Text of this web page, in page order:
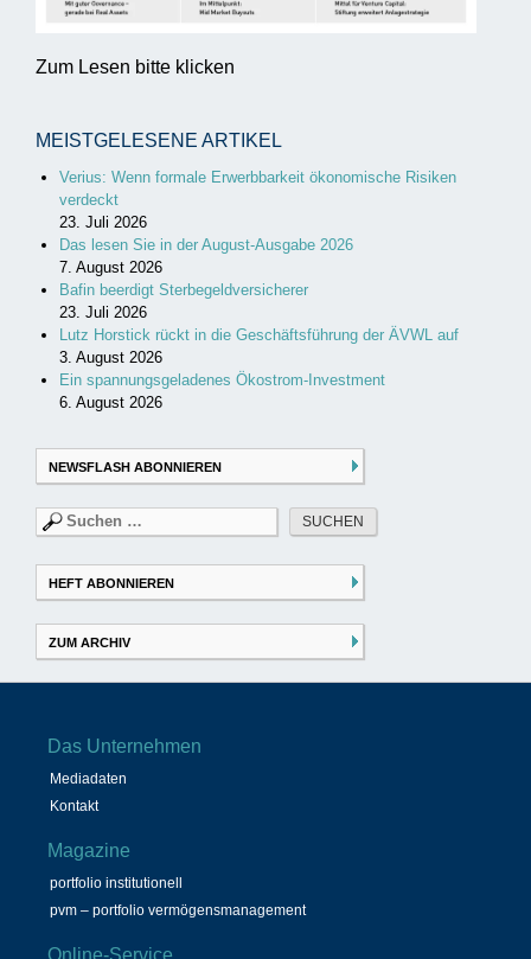
Zum Lesen bitte klicken
MEISTGELESENE ARTIKEL
Verius: Wenn formale Erwerbbarkeit ökonomische Risiken
verdeckt
23. Juli 2026
Das lesen Sie in der August-Ausgabe 2026
7. August 2026
Bafin beerdigt Sterbegeldversicherer
23. Juli 2026
Lutz Horstick rückt in die Geschäftsführung der ÄVWL auf
3. August 2026
Ein spannungsgeladenes Ökostrom-Investment
6. August 2026
NEWSFLASH ABONNIEREN
Suchen
nach:
HEFT ABONNIEREN
ZUM ARCHIV
Das Unternehmen
Mediadaten
Kontakt
Magazine
portfolio institutionell
pvm – portfolio vermögensmanagement